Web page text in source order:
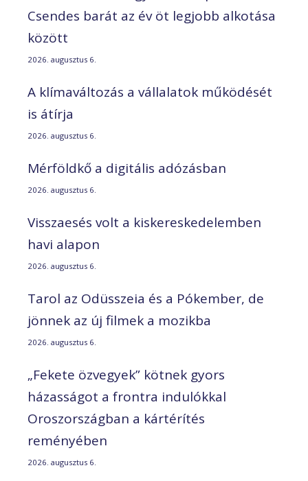
Csendes barát az év öt legjobb alkotása
között
2026. augusztus 6.
A klímaváltozás a vállalatok működését
is átírja
2026. augusztus 6.
Mérföldkő a digitális adózásban
2026. augusztus 6.
Visszaesés volt a kiskereskedelemben
havi alapon
2026. augusztus 6.
Tarol az Odüsszeia és a Pókember, de
jönnek az új filmek a mozikba
2026. augusztus 6.
„Fekete özvegyek” kötnek gyors
házasságot a frontra indulókkal
Oroszországban a kártérítés
reményében
2026. augusztus 6.